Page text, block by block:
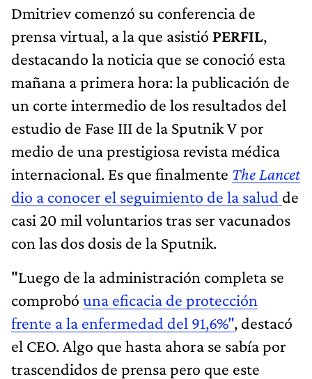
Dmitriev comenzó su conferencia de
prensa virtual, a la que asistió PERFIL,
destacando la noticia que se conoció esta
mañana a primera hora: la publicación de
un corte intermedio de los resultados del
estudio de Fase III de la Sputnik V por
medio de una prestigiosa revista médica
internacional. Es que finalmente The Lancet
dio a conocer el seguimiento de la salud de
casi 20 mil voluntarios tras ser vacunados
con las dos dosis de la Sputnik.
"Luego de la administración completa se
comprobó una eficacia de protección
frente a la enfermedad del 91,6%", destacó
el CEO. Algo que hasta ahora se sabía por
trascendidos de prensa pero que este